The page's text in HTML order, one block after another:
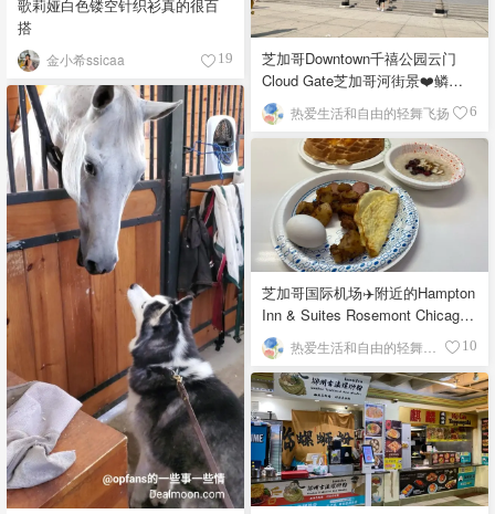
歌莉娅白色镂空针织衫真的很百
搭
金小希ssicaa 19
芝加哥Downtown千禧公园云门
Cloud Gate芝加哥河街景❤️鳞次
栉比的高楼
热爱生活和自由的轻舞飞扬 6
芝加哥国际机场✈️附近的Hampton
Inn & Suites Rosemont Chicago
O'Hare自助早餐
10